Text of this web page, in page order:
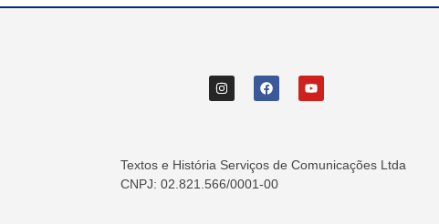
Textos e História Serviços de Comunicações Ltda
CNPJ: 02.821.566/0001-00